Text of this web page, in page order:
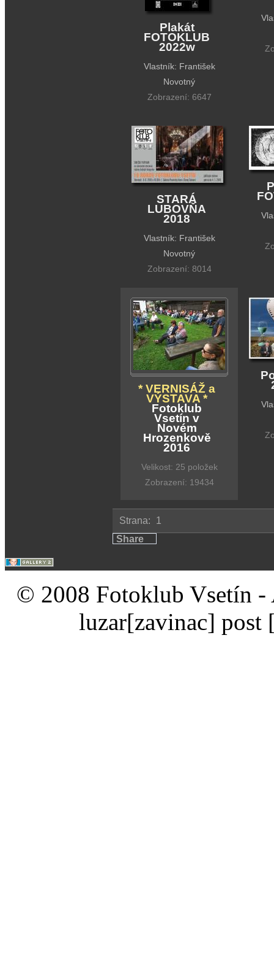
Plakát
FOTOKLUB
2022w
Vlastník: František
Novotný
Zobrazení: 6647
STARÁ
LUBOVŇA
2018
Vlastník: František
Novotný
Zobrazení: 8014
* VERNISÁŽ a
VÝSTAVA *
Fotoklub
Vsetín v
Novém
Hrozenkově
2016
Velikost: 25 položek
Zobrazení: 19434
Strana:
1
Share
© 2008 Fotoklub Vsetín -
luzar[zavinac] post